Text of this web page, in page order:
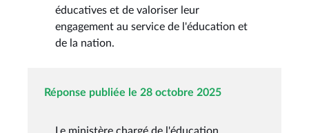
éducatives et de valoriser leur
engagement au service de l'éducation et
de la nation.
Réponse publiée le 28 octobre 2025
Le ministère chargé de l'éducation